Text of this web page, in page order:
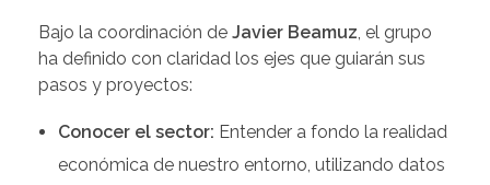
Bajo la coordinación de Javier Beamuz , el grupo
ha definido con claridad los ejes que guiarán sus
pasos y proyectos:
Conocer el sector: Entender a fondo la realidad
económica de nuestro entorno, utilizando datos